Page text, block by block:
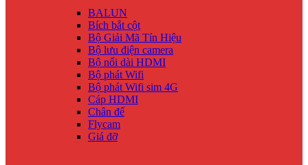
BALUN
Bích bắt cột
Bộ Giải Mã Tín Hiệu
Bộ lưu điện camera
Bộ nối dài HDMI
Bộ phát Wifi
Bộ phát Wifi sim 4G
Cáp HDMI
Chân đế
Flycam
Giá đỡ